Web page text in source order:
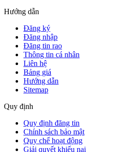
Hướng dẫn
Đăng ký
Đăng nhập
Đăng tin rao
Thông tin cá nhân
Liên hệ
Bảng giá
Hướng dẫn
Sitemap
Quy định
Quy định đăng tin
Chính sách bảo mật
Quy chế hoạt động
Giải quyết khiếu nại